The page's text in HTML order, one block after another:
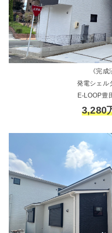
《完成
発電シェル
E-LOOP豊
3,280